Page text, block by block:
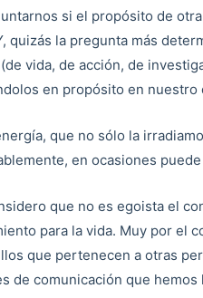
si el propósito de
quizás la pregunta más
vida, de acción, de
en propósito en nuestro
que no sólo la
en ocasiones
que no es egoista el
para la vida. Muy por el
que pertenecen a otras
de comunicación que